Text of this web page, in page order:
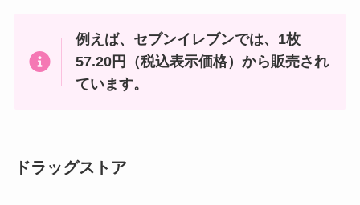
例えば、セブンイレブンでは、1枚
57.20円（税込表示価格）から販売され
ています。
ドラッグストア